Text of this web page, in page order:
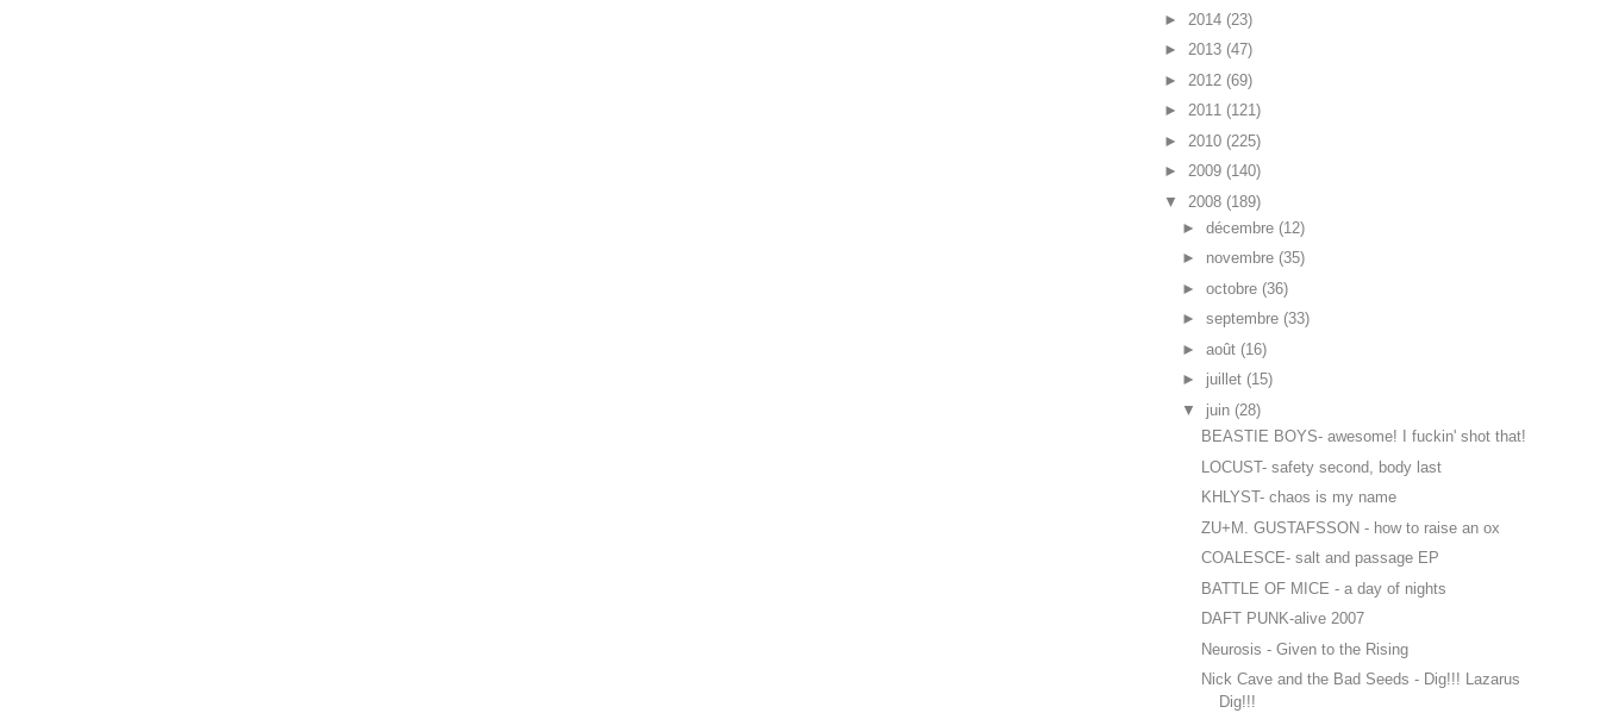
► 2014 (23)
► 2013 (47)
► 2012 (69)
► 2011 (121)
► 2010 (225)
► 2009 (140)
▼ 2008 (189)
►décembre (12)
► novembre (35)
►octobre (36)
►septembre (33)
►août (16)
► juillet (15)
▼ juin (28)
BEASTIE BOYS- awesome! I fuckin' shot that!
LOCUST- safety second, body last
KHLYST- chaos is my name
ZU+M. GUSTAFSSON - how to raise an ox
COALESCE- salt and passage EP
BATTLE OF MICE - a day of nights
DAFT PUNK-alive 2007
Neurosis - Given to the Rising
Nick Cave and the Bad Seeds - Dig!!! Lazarus
Dig!!!